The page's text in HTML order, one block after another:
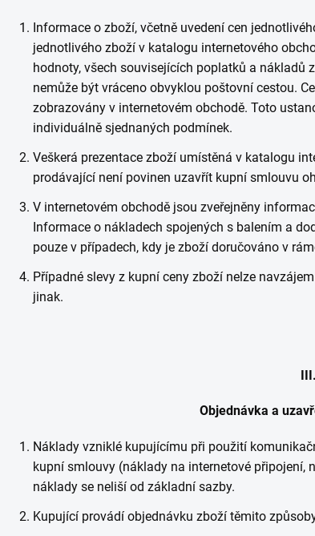
Informace o zboží, včetně uvedení cen
jednotlivého zboží v katalogu internetového
hodnoty, všech souvisejících poplatků a nákladů
nemůže být vráceno obvyklou poštovní cestou.
zobrazovány v internetovém obchodě. Toto
individuálně sjednaných podmínek.
Veškerá prezentace zboží umístěná v katalogu
prodávající není povinen uzavřít kupní smlouvu
V internetovém obchodě jsou zveřejněny
Informace o nákladech spojených s balením a
pouze v případech, kdy je zboží doručováno v
Případné slevy z kupní ceny zboží nelze
jinak.
III.
Objednávka a
Náklady vzniklé kupujícímu při použití
kupní smlouvy (náklady na internetové
náklady se neliší od základní sazby.
Kupující provádí objednávku zboží těmito